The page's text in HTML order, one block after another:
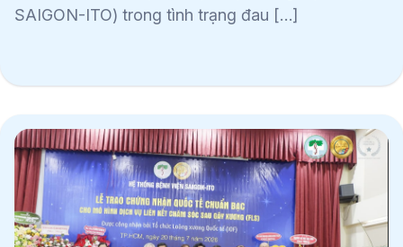
SAIGON-ITO) trong tình trạng đau […]